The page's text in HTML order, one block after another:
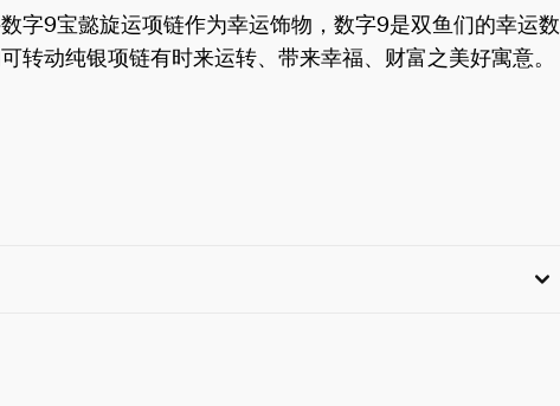
字9宝懿旋运项链作为幸运饰物，数字9是双鱼们的幸运数
转动纯银项链有时来运转、带来幸福、财富之美好寓意。